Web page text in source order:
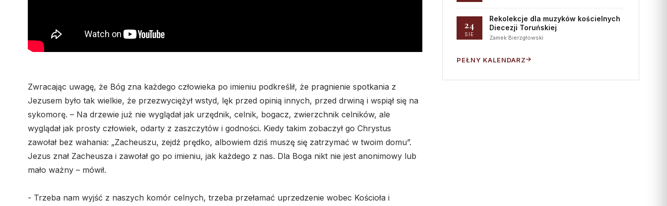
Zwracając uwagę, że Bóg zna każdego człowieka po imieniu podkreślił, że pragnienie spotkania z
Jezusem było tak wielkie, że przezwyciężył wstyd, lęk przed opinią innych, przed drwiną i wspiął się na
sykomorę. – Na drzewie już nie wyglądał jak urzędnik, celnik, bogacz, zwierzchnik celników, ale
wyglądał jak prosty człowiek, odarty z zaszczytów i godności. Kiedy takim zobaczył go Chrystus
zawołał bez wahania: „Zacheuszu, zejdź prędko, albowiem dziś muszę się zatrzymać w twoim domu”.
Jezus znał Zacheusza i zawołał go po imieniu, jak każdego z nas. Dla Boga nikt nie jest anonimowy lub
mało ważny – mówił.
- Trzeba nam wyjść z naszych komór celnych, trzeba przełamać uprzedzenie wobec Kościoła i
24
SIE
Rekolekcje dla muzyków kościelnych
Diecezji Toruńskiej
Zamek Bierzgłowski
PEŁNY KALENDARZ